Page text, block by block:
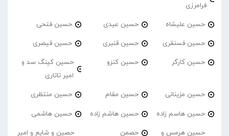
فرامرزی
حسین علیشاه حسین عیدی حسین فتحی
حسین فسنقری حسین قنبری حسین قیصری
حسین کارگر حسین کنزو
حسین کینگ سد و
امیر تاتاری
حسین مزینانی حسین مقام حسین منتظری
حسین هاسم زاده حسین هاشم زاده حسین هاشمی
حسین هرمس و
حصمن
حصین و شایع و امیر